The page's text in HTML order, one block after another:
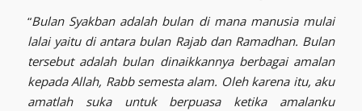
“Bulan Syakban adalah bulan di mana manusia mulai
lalai yaitu di antara bulan Rajab dan Ramadhan. Bulan
tersebut adalah bulan dinaikkannya berbagai amalan
kepada Allah, Rabb semesta alam. Oleh karena itu, aku
amatlah suka untuk berpuasa ketika amalanku